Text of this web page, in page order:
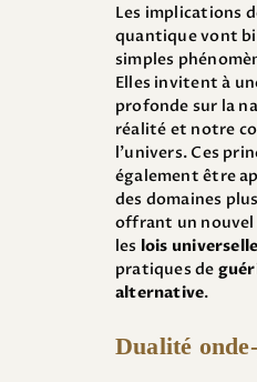
Les implications
quantique vont
simples
Elles invitent à
profonde sur la
réalité et notre
l’univers. Ces
également être
des domaines
offrant un nouvel
les lois
pratiques de
alternative.
Dualité